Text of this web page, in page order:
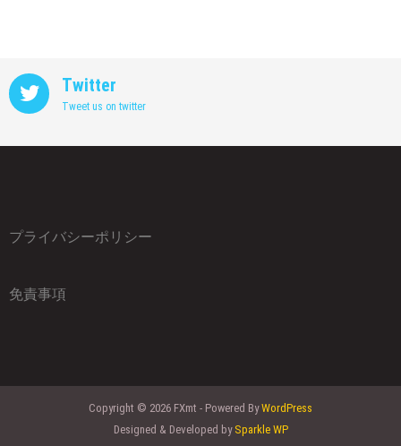
Twitter
Tweet us on twitter
プライバシーポリシー
免責事項
Copyright © 2026 FXmt - Powered ByWordPress
Designed & Developed by Sparkle WP